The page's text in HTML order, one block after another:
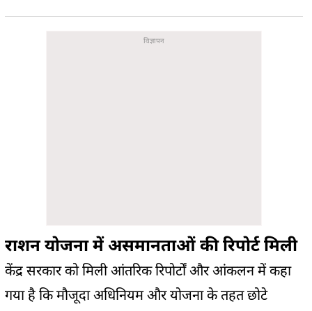
राशन योजना में असमानताओं की रिपोर्ट मिली
केंद्र सरकार को मिली आंतरिक रिपोर्टों और आंकलन में कहा
गया है कि मौजूदा अधिनियम और योजना के तहत छोटे